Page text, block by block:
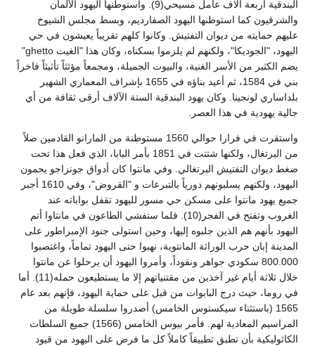
البندقية أربعة آلاف عامل مسيحي(9). واستوطنها اليهود الألمان
والشرقيون كما استوطنها اليهود الصفارديم، وبسط مجلس الشيوخ
عليهم حمايته من ديوان التفتيش. وكانوا كلهم تقريباً يعيشون في حي
اليهود، "الجوديكا"، ولكنهم لم يلزموا بسكناه، وكان هذا "الغيت ghetto"
يضم الكثير من الأسر الغنية، والبيوت الجميلة، ومجمعاً مؤثثاً تأثيثاً فاخراً
بني في 1584، ثم أعيد بناؤه في 1655 بإشراف المعماري الشهير
بلداساري لونجينا. وكان يهود البندقية الستة الآلاف أرقى ثقافة من أي
جالية يهودية في هذا العصر.
واستقرت في فرارا حوالي 1560 مستوطنة من المارانو القادمين صلاً
من البرتغال، ولكنها شتتت في 1851 بأمر البابا، الذي فعل هذا تحت
ضغط ديوان التفتيش البرتغالي. وفي مانتوا كان أدواق جونزاجو يحمون
اليهود، ولكنهم يسلبونهم دورياً بالتبرعات و "القروض"، وفي 1610 أجبر
جميع يهود مانتوا على مسكن حي مسور لليهود تقفل بواباته عند
الغروب وتفتح في الفجر(10). فلما ستفشي الطاعون في مانتاوا أتم
اليهود بأنهم هم الذين جلبوه إليها، وحين استولى جنود الإمبراطور على
المدينة إبان حرب الوراثة المانتوية، نهبوا حتى اليهود تماماً، واغتصبوا
800.000 سكودي جواهر ونقوداً، وأمروا اليهود أن يرحلوا عن مانتوا
خلال ثلاثة أيام غير آخذين من مقتنياتهم إلا ما يستطيعون حمله(11). أما
في روما، حيث درج البابوات من قبل على حماية اليهود، فإنهم بعد عام
1565 (باستثناء سيكستوس الخامس) أصدروا سلسلة طويلة من
المراسيم المعادية لهم. فأمر بيوس الخامس (1566) جميع السلطات
الكاثوليكية بأن تطبق تطبيقاً كاملاً كل ما فرض على اليهود من قيود